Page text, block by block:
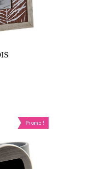
Promo !